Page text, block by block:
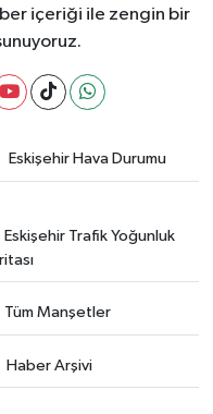
içeriği ile zengin bir
Eskişehir Hava Durumu
Eskişehir Trafik Yoğunluk
Tüm Manşetler
Haber Arşivi